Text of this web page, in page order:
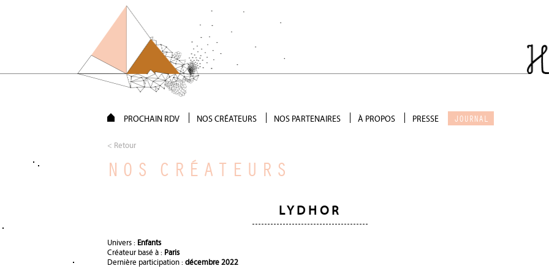
PROCHAIN RDV NOS CRÉATEURS NOS PARTENAIRES
Précieux soutien
Devenir partenaire
À PROPOS PRESSE JOURNAL
< Retour
NOS CRÉATEURS
LYDHOR
Univers : Enfants
Créateur basé à : Paris
Dernière participation : décembre 2022